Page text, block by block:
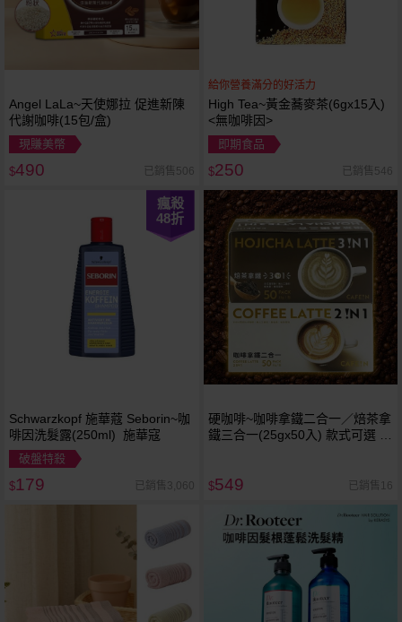
Angel LaLa~天使娜拉 促進新陳
代謝咖啡(15包/盒)
現賺美幣
$490 已銷售506
給你營養滿分的好活力
High Tea~黃金蕎麥茶(6gx15入)
<無咖啡因>
即期食品
$250 已銷售546
瘋殺
48折
Schwarzkopf 施華蔻 Seborin~咖
啡因洗髮露(250ml) 施華寇
破盤特殺
$179 已銷售3,060
硬咖啡~咖啡拿鐵二合一／焙茶拿
鐵三合一(25gx50入) 款式可選 美
$549 已銷售16